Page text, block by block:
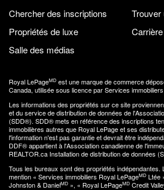
Chercher des inscriptions
Trouver
Propriétés de luxe
Carrière
Salle des médias
Royal LePageMD est une marque de commerce
Canada, utilisée sous licence par Services
Les informations des propriétés sur ce site
et du service de distribution de données de
(SDD®). SDD® mets en référence des inscriptions
immobilières autres que Royal LePage et ses
l'information n'est pas garantie et devrait être
DDF® appartient à l'Association canadienne de
REALTOR.ca Installation de distribution de données
Tous les bureaux sont des propriétés indépendantes.
mention « Services immobiliers Royal LePageMD Ltée
Johnston & DanielMD », « Royal LePageMD Credit